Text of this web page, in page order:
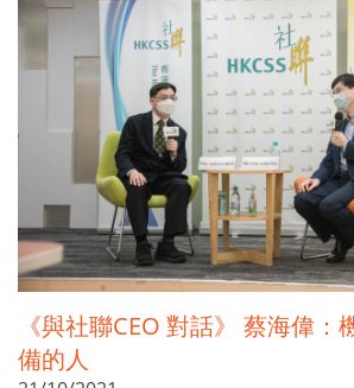
《與社聯CEO 對話》 蔡海偉：
備的人